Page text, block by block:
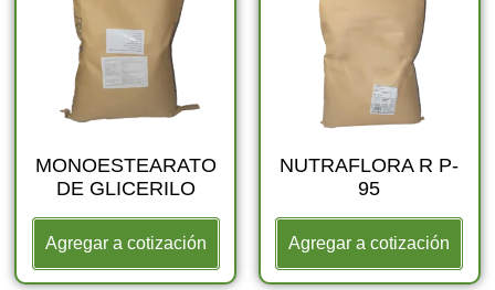
MONOESTEARATO
DE GLICERILO
Agregar a cotización
NUTRAFLORA R P-
95
Agregar a cotización